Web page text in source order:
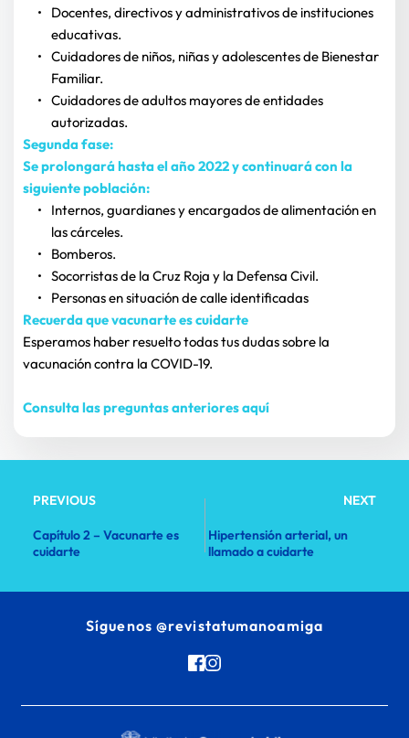
Docentes, directivos y administrativos de instituciones
educativas.
Cuidadores de niños, niñas y adolescentes de Bienestar
Familiar.
Cuidadores de adultos mayores de entidades
autorizadas.
Segunda fase:
Se prolongará hasta el año 2022 y continuará con la
siguiente población:
Internos, guardianes y encargados de alimentación en
las cárceles.
Bomberos.
Socorristas de la Cruz Roja y la Defensa Civil.
Personas en situación de calle identificadas
Recuerda que vacunarte es cuidarte
Esperamos haber resuelto todas tus dudas sobre la
vacunación contra la COVID-19.
Consulta las preguntas anteriores aquí
PREVIOUS NEXT
Capítulo 2 – Vacunarte es
cuidarte
Hipertensión arterial, un
llamado a cuidarte
Síguenos @revistatumanoamiga